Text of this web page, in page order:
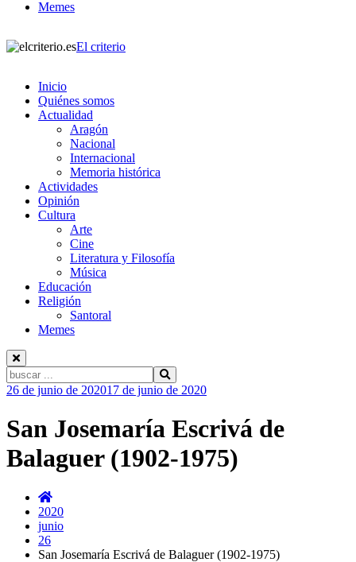
Memes
El criterio
Inicio
Quiénes somos
Actualidad
Aragón
Nacional
Internacional
Memoria histórica
Actividades
Opinión
Cultura
Arte
Cine
Literatura y Filosofía
Música
Educación
Religión
Santoral
Memes
Buscar:
Ir
contenido
26 de junio de 202017 de junio de 2020
San Josemaría Escrivá de
Balaguer (1902-1975)
2020
junio
26
San Josemaría Escrivá de Balaguer (1902-1975)